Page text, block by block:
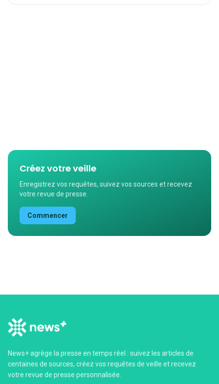
Créez votre veille
Enregistrez vos requêtes, suivez vos sources et recevez
votre revue de presse.
Commencer
News+ agrège la presse en temps réel : suivez les articles de
centaines de sources, créez vos requêtes de veille et recevez
votre revue de presse personnalisée.